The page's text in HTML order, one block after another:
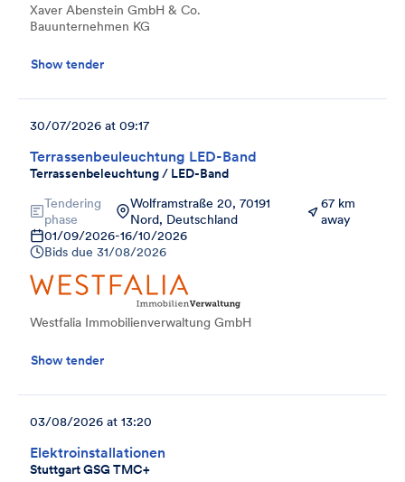
Xaver Abenstein GmbH & Co.
Bauunternehmen KG
Show tender
Terrassenbeuleuchtung LED-Band
Terrassenbeleuchtung / LED-Band
30/07/2026 at 09:17
Tendering
phase
Wolframstraße 20, 70191
Nord, Deutschland
67 km
away
01/09/2026-16/10/2026
Bids due 31/08/2026
Westfalia Immobilienverwaltung GmbH
Show tender
Elektroinstallationen
Stuttgart GSG TMC+
03/08/2026 at 13:20